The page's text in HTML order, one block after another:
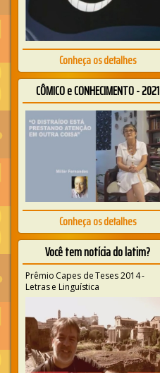
Conheça os detalhes
CÔMICO e CONHECIMENTO - 2021
Conheça os detalhes
Você tem notícia do latim?
Prêmio Capes de Teses 2014 -
Letras e Linguística